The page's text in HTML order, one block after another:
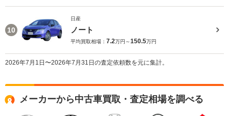
10
日産
ノート
平均買取相場： 7.2万円～150.5万円
2026年7月1日〜2026年7月31日の査定依頼数を元に集計。
メーカーから中古車買取・査定相場を調べる